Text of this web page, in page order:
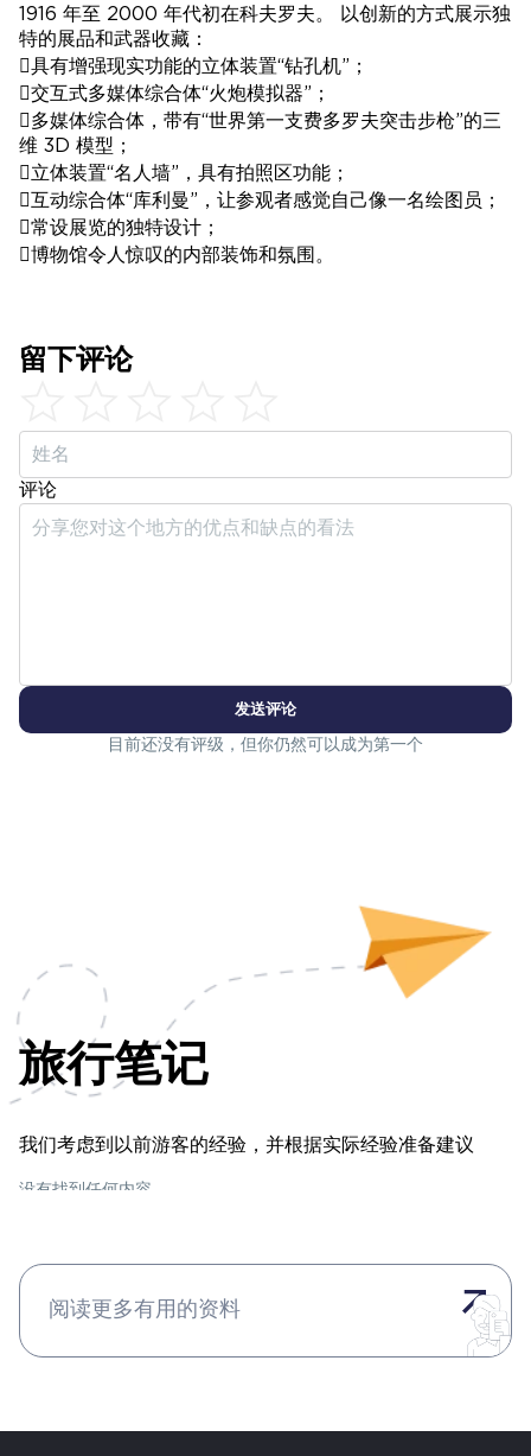
1916 年至 2000 年代初在科夫罗夫。 以创新的方式展示独
特的展品和武器收藏：
具有增强现实功能的立体装置“钻孔机”；
交互式多媒体综合体“火炮模拟器”；
多媒体综合体，带有“世界第一支费多罗夫突击步枪”的三
维 3D 模型；
立体装置“名人墙”，具有拍照区功能；
互动综合体“库利曼”，让参观者感觉自己像一名绘图员；
常设展览的独特设计；
博物馆令人惊叹的内部装饰和氛围。
目前还没有评级，但你仍然可以成为第一个
留下评论
评论
发送评论
旅行笔记
我们考虑到以前游客的经验，并根据实际经验准备建议
没有找到任何内容
阅读更多有用的资料